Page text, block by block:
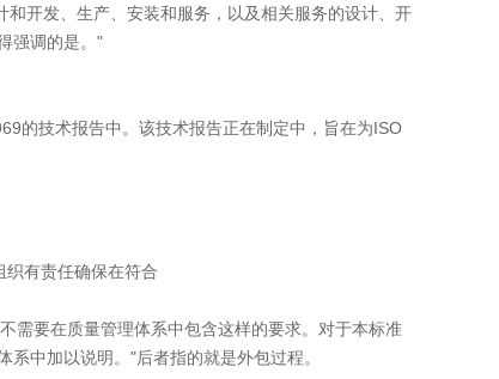
开发、生产、安装和服务，以及相关服务的设计、开
强调的是。"
技术报告中。该技术报告正在制定中，旨在为ISO
有责任确保在符合
要在质量管理体系中包含这样的要求。对于本标准
中加以说明。"后者指的就是外包过程。